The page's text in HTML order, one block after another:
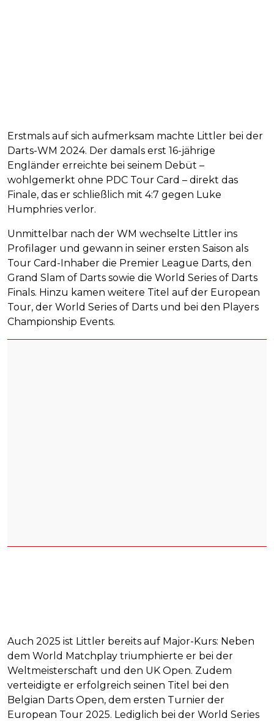
Erstmals auf sich aufmerksam machte Littler bei der
Darts-WM 2024. Der damals erst 16-jährige
Engländer erreichte bei seinem Debüt –
wohlgemerkt ohne PDC Tour Card – direkt das
Finale, das er schließlich mit 4:7 gegen Luke
Humphries verlor.
Unmittelbar nach der WM wechselte Littler ins
Profilager und gewann in seiner ersten Saison als
Tour Card-Inhaber die Premier League Darts, den
Grand Slam of Darts sowie die World Series of Darts
Finals. Hinzu kamen weitere Titel auf der European
Tour, der World Series of Darts und bei den Players
Championship Events.
Auch 2025 ist Littler bereits auf Major-Kurs: Neben
dem World Matchplay triumphierte er bei der
Weltmeisterschaft und den UK Open. Zudem
verteidigte er erfolgreich seinen Titel bei den
Belgian Darts Open, dem ersten Turnier der
European Tour 2025. Lediglich bei der World Series